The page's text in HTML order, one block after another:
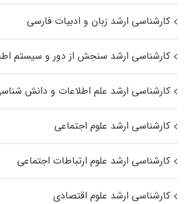
کارشناسی ارشد زبان و ادبیات فارسی
کارشناسی ارشد سنجش از دور و سیستم
کارشناسی ارشد علم اطلاعات و دانش
کارشناسی ارشد علوم اجتماعی
کارشناسی ارشد علوم ارتباطات اجتماعی
کارشناسی ارشد علوم اقتصادی